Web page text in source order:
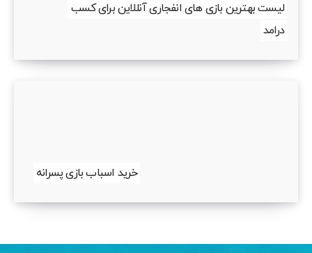
لیست بهترین بازی های انفجاری آنللاین برای کسب
درامد
خرید اسباب بازی پسرانه